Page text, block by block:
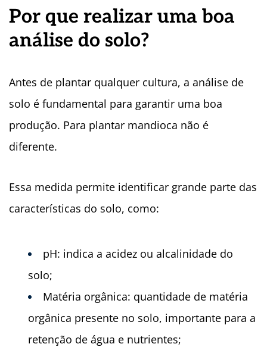
Por que realizar uma boa
análise do solo?
Antes de plantar qualquer cultura, a análise de
solo é fundamental para garantir uma boa
produção. Para plantar mandioca não é
diferente.
Essa medida permite identificar grande parte das
características do solo, como:
pH: indica a acidez ou alcalinidade do
solo;
Matéria orgânica: quantidade de matéria
orgânica presente no solo, importante para a
retenção de água e nutrientes;